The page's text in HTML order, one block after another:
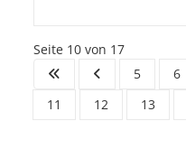
Seite 10 von 17
5
6
11
12 13